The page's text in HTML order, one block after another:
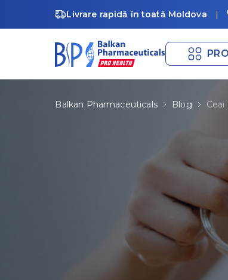
Livrare rapidă în toată Moldova
Balkan Pharmaceuticals Blog